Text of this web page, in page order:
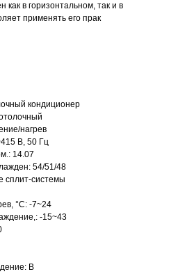
в горизонтальном, так и в
применять его прак
кондиционер
нагрев
В, 50 Гц
14.07
54/51/48
сплит-системы
°C: -7~24
-15~43
B